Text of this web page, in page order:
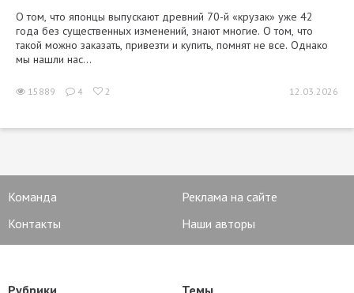
О том, что японцы выпускают древний 70-й «крузак» уже 42
года без существенных изменений, знают многие. О том, что
такой можно заказать, привезти и купить, помнят не все. Однако
мы нашли нас...
15889 4 2 12.03.2026
Команда
Реклама на сайте
Контакты
Наши авторы